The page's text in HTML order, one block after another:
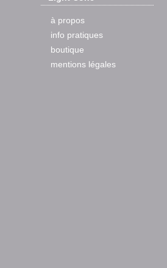
à propos
info pratiques
boutique
mentions légales